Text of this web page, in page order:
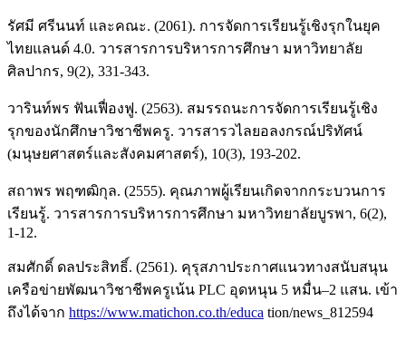
รัศมี ศรีนนท์ และคณะ. (2061). การจัดการเรียนรู้เชิงรุกในยุค
ไทยแลนด์ 4.0. วารสารการบริหารการศึกษา มหาวิทยาลัย
ศิลปากร, 9(2), 331-343.
วารินท์พร ฟันเฟื่องฟู. (2563). สมรรถนะการจัดการเรียนรู้เชิง
รุกของนักศึกษาวิชาชีพครู. วารสารวไลยอลงกรณ์ปริทัศน์
(มนุษยศาสตร์และสังคมศาสตร์), 10(3), 193-202.
สถาพร พฤฑฒิกุล. (2555). คุณภาพผู้เรียนเกิดจากกระบวนการ
เรียนรู้. วารสารการบริหารการศึกษา มหาวิทยาลัยบูรพา, 6(2),
1-12.
สมศักดิ์ ดลประสิทธิ์. (2561). คุรุสภาประกาศแนวทางสนับสนุน
เครือข่ายพัฒนาวิชาชีพครูเน้น PLC อุดหนุน 5 หมื่น–2 แสน. เข้า
ถึงได้จาก https://www.matichon.co.th/educa tion/news_812594